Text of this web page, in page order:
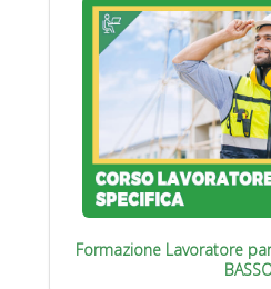
Formazione Lavoratore